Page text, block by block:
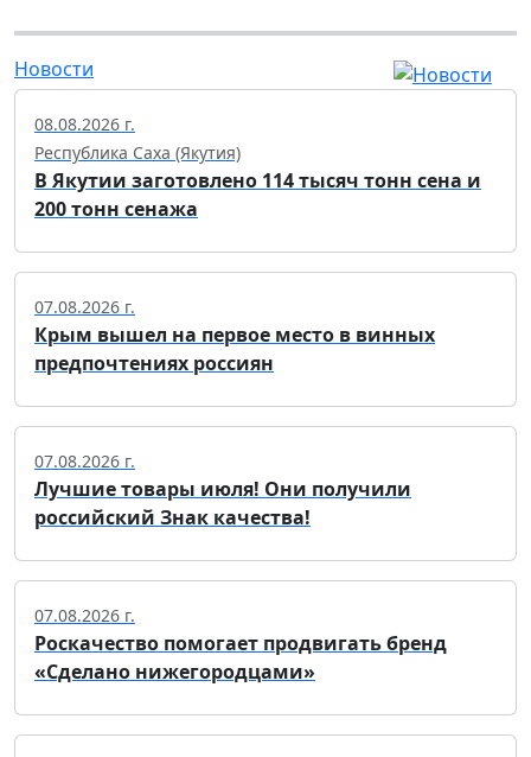
Новости
08.08.2026 г.
Республика Саха (Якутия)
В Якутии заготовлено 114 тысяч тонн сена и
200 тонн сенажа
07.08.2026 г.
Крым вышел на первое место в винных
предпочтениях россиян
07.08.2026 г.
Лучшие товары июля! Они получили
российский Знак качества!
07.08.2026 г.
Роскачество помогает продвигать бренд
«Сделано нижегородцами»